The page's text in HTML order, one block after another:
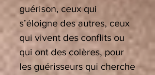
guérison, ceux qui
s’éloigne des autres, ceux
qui vivent des conflits ou
qui ont des colères, pour
les guérisseurs qui cherche